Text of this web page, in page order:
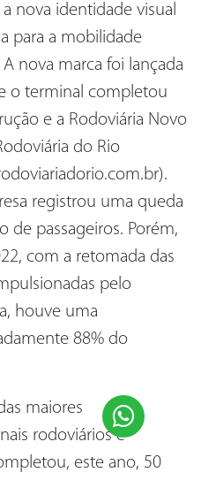
nova identidade visual
para a mobilidade
nova marca foi lançada
o terminal completou
e a Rodoviária Novo
do Rio
registrou uma queda
de passageiros. Porém,
com a retomada das
pelo
houve uma
88% do
maiores
rodoviários e
este ano, 50